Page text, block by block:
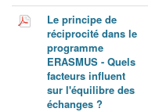
Le principe de
réciprocité dans le
programme
ERASMUS - Quels
facteurs influent
sur l'équilibre des
échanges ?